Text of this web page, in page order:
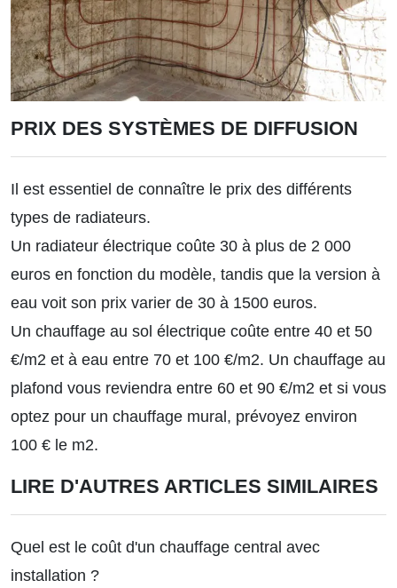
PRIX DES SYSTÈMES DE DIFFUSION
Il est essentiel de connaître le prix des différents
types de radiateurs.
Un radiateur électrique coûte 30 à plus de 2 000
euros en fonction du modèle, tandis que la version à
eau voit son prix varier de 30 à 1500 euros.
Un chauffage au sol électrique coûte entre 40 et 50
€/m2 et à eau entre 70 et 100 €/m2. Un chauffage au
plafond vous reviendra entre 60 et 90 €/m2 et si vous
optez pour un chauffage mural , prévoyez environ
100 € le m2.
LIRE D'AUTRES ARTICLES SIMILAIRES
Quel est le coût d'un chauffage central avec
installation ?